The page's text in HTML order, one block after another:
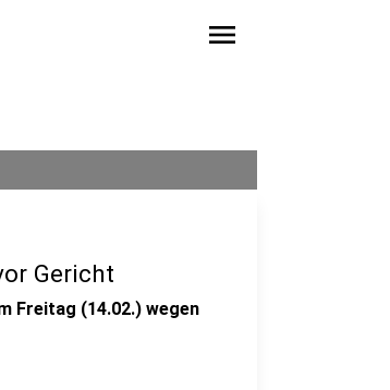
menu
Gericht
Freitag (14.02.) wegen